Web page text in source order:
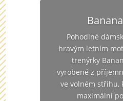
Pohodlné
hravým letním
trenýrky
vyrobené z
ve volném střihu,
maximální